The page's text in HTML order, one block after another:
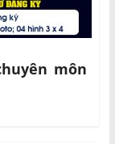
môn